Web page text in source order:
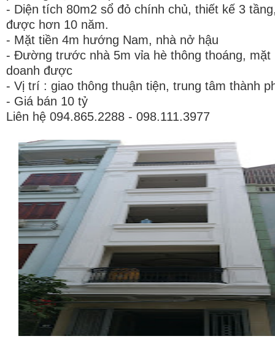
- Diện tích 80m2 sổ đỏ chính chủ, thiết kế 3
được hơn 10 năm.
- Mặt tiền 4m hướng Nam, nhà nở hậu
- Đường trước nhà 5m vỉa hè thông thoáng, mặt
doanh được
- Vị trí : giao thông thuận tiện, trung tâm thành
- Giá bán 10 tỷ
Liên hệ 094.865.2288 - 098.111.3977